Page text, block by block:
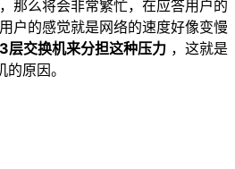
那么将会非常繁忙，在应答用户的
户的感觉就是网络的速度好像变慢
3层交换机来分担这种压力 ，这就是
原因。